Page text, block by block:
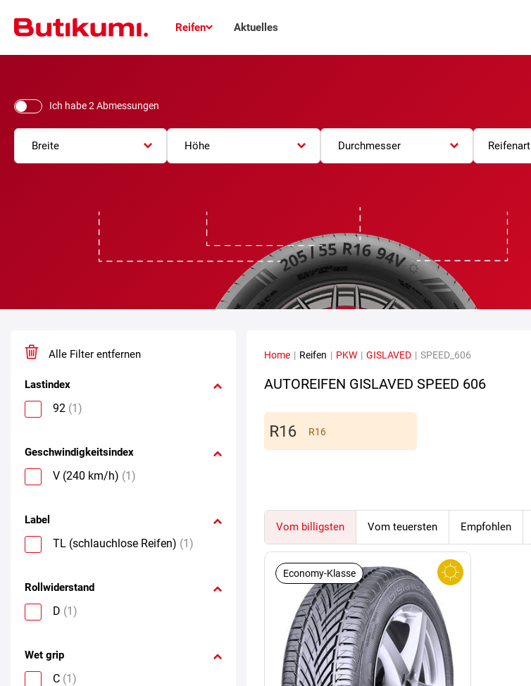
Reifen Aktuelles
Ich habe 2 Abmessungen
Breite Höhe Durchmesser Reifenart
Alle Filter entfernen
Lastindex
92 (1)
Geschwindigkeitsindex
V (240 km/h) (1)
Label
TL (schlauchlose Reifen) (1)
Rollwiderstand
D (1)
Wet grip
C (1)
Home | Reifen | PKW | GISLAVED | SPEED_606
AUTOREIFEN GISLAVED SPEED 606
R16
Vom billigsten Vom teuersten Empfohlen
Economy-Klasse